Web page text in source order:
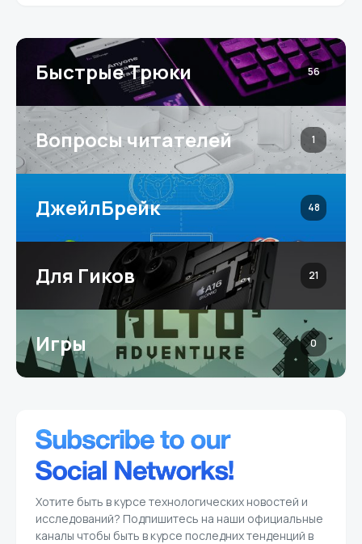
Быстрые Трюки 56
Вопросы читателей 1
ДжейлБрейк 48
Для Гиков 21
Игры 0
Хотите быть в курсе технологических новостей и
исследований? Подпишитесь на наши официальные
каналы чтобы быть в курсе последних тенденций в